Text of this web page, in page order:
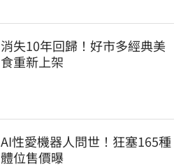
消失10年回歸！好市多經典美
食重新上架
AI性愛機器人問世！狂塞165種
體位售價曝